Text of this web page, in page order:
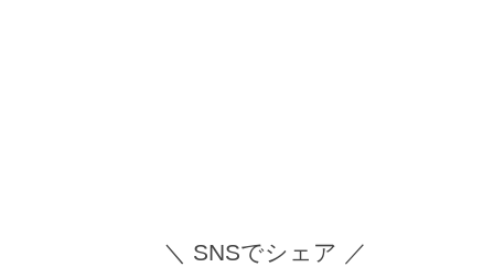
＼ SNSでシェア ／